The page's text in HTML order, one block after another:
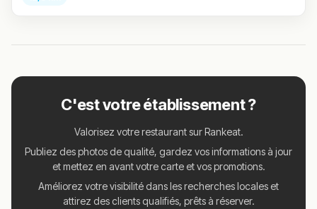
C'est votre établissement ?
Valorisez votre restaurant sur Rankeat.
Publiez des photos de qualité, gardez vos informations à jour
et mettez en avant votre carte et vos promotions.
Améliorez votre visibilité dans les recherches locales et
attirez des clients qualifiés, prêts à réserver.